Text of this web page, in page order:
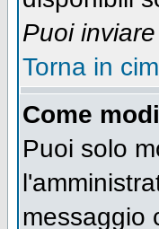
Puoi
Torna in
Come
Puoi solo
messaggio